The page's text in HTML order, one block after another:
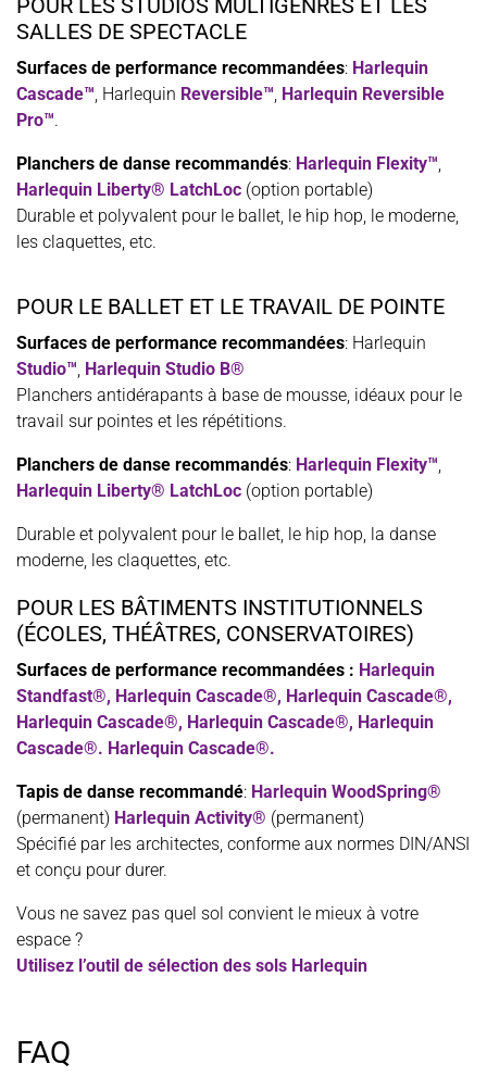
POUR LES STUDIOS MULTIGENRES ET LES
SALLES DE SPECTACLE
Surfaces de performance recommandées: Harlequin
Cascade™, Harlequin Reversible™, Harlequin Reversible
Pro™.
Planchers de danse recommandés: Harlequin Flexity™,
Harlequin Liberty® LatchLoc (option portable)
Durable et polyvalent pour le ballet, le hip hop, le moderne,
les claquettes, etc.
POUR LE BALLET ET LE TRAVAIL DE POINTE
Surfaces de performance recommandées: Harlequin
Studio™, Harlequin Studio B®
Planchers antidérapants à base de mousse, idéaux pour le
travail sur pointes et les répétitions.
Planchers de danse recommandés: Harlequin Flexity™,
Harlequin Liberty® LatchLoc (option portable)
Durable et polyvalent pour le ballet, le hip hop, la danse
moderne, les claquettes, etc.
POUR LES BÂTIMENTS INSTITUTIONNELS
(ÉCOLES, THÉÂTRES, CONSERVATOIRES)
Surfaces de performance recommandées : Harlequin
Standfast®, Harlequin Cascade®, Harlequin Cascade®,
Harlequin Cascade®, Harlequin Cascade®, Harlequin
Cascade®. Harlequin Cascade®.
Tapis de danse recommandé: Harlequin WoodSpring®
(permanent) Harlequin Activity® (permanent)
Spécifié par les architectes, conforme aux normes DIN/ANSI
et conçu pour durer.
Vous ne savez pas quel sol convient le mieux à votre
espace ?
Utilisez l’outil de sélection des sols Harlequin
FAQ